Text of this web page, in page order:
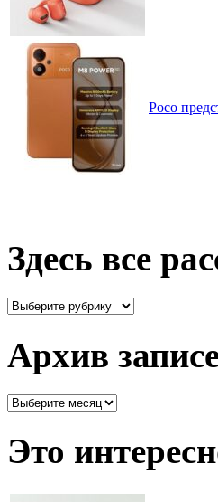
Poco
Здесь все
Здесь
Архив
Архив
месяцам
Это